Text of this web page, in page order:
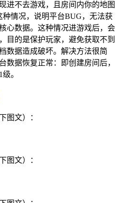
进不去游戏，且房间内你的地图
情况，说明平台BUG，无法获
心数据。这种情况进游戏后，会
目的是保护玩家，避免获取不到
数据造成破坏。解决方法很简
数据恢复正常：即创建房间后，
。
图文）：
图文）：